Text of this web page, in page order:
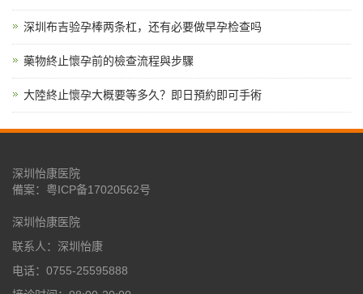
深圳布吉验孕棒两条杠，还有必要做早孕检查吗
藥物終止懷孕前的檢查流程與步驟
大陸終止懷孕大概要等多久？即日預約即可手術
深圳怡康医院
備案： 粤ICP备17020562号
深圳怡康医院
联系人：深圳怡康
电话：0755-25595888